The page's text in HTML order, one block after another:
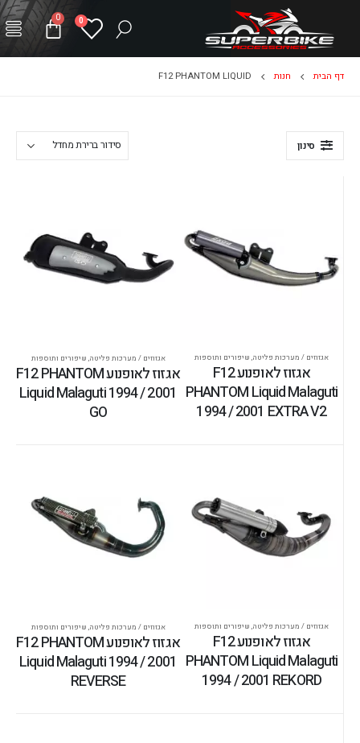
0
0
דף הבית חנות F12 PHANTOM LIQUID
סינון
אגזוזים / מערכות פליטה, שיפורים ותוספות
אגזוז לאופנוע F12
PHANTOM Liquid Malaguti
1994 / 2001 EXTRA V2
אגזוזים / מערכות פליטה, שיפורים ותוספות
אגזוז לאופנוע F12 PHANTOM
Liquid Malaguti 1994 / 2001
GO
אגזוזים / מערכות פליטה, שיפורים ותוספות
אגזוז לאופנוע F12
PHANTOM Liquid Malaguti
1994 / 2001 REKORD
אגזוזים / מערכות פליטה, שיפורים ותוספות
אגזוז לאופנוע F12 PHANTOM
Liquid Malaguti 1994 / 2001
REVERSE